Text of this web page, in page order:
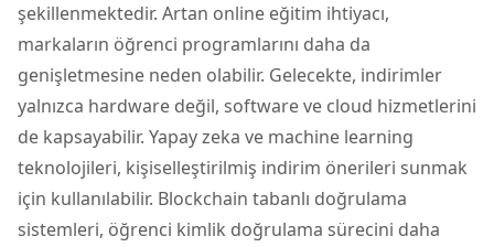
şekillenmektedir. Artan online eğitim ihtiyacı,
markaların öğrenci programlarını daha da
genişletmesine neden olabilir. Gelecekte, indirimler
yalnızca hardware değil, software ve cloud hizmetlerini
de kapsayabilir. Yapay zeka ve machine learning
teknolojileri, kişiselleştirilmiş indirim önerileri sunmak
için kullanılabilir. Blockchain tabanlı doğrulama
sistemleri, öğrenci kimlik doğrulama sürecini daha